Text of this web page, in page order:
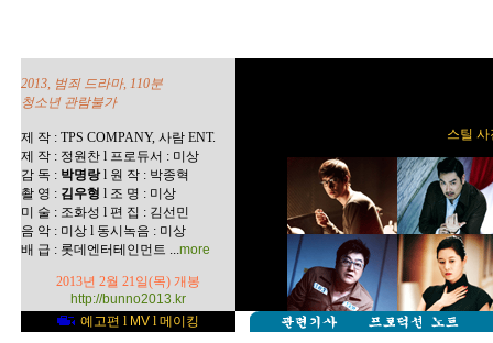
2013, 범죄 드라마, 110분
청소년 관람불가
제 작 : TPS COMPANY, 사람 ENT.
제 작 : 정원찬 l 프로듀서 : 미상
감 독 : 박명랑l 원 작 : 박종혁
촬 영 : 김우형 l 조 명 : 미상
미 술 : 조화성 l 편 집 : 김선민
음 악 : 미상 l 동시녹음 : 미상
배 급 : 롯데엔터테인먼트 ...more
2013년 2월 21일(목) 개봉
http://bunno2013.kr
스틸
예고편 l MV l 메이킹